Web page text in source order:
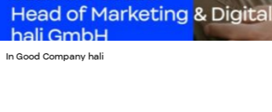
In Good Company hali